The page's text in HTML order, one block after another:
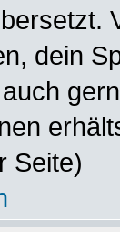
dein
Seite)